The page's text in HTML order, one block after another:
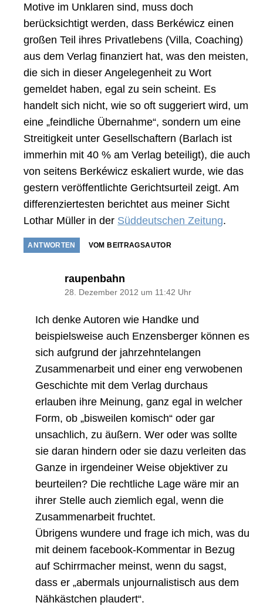
Motive im Unklaren sind, muss doch
berücksichtigt werden, dass Berkéwicz einen
großen Teil ihres Privatlebens (Villa, Coaching)
aus dem Verlag finanziert hat, was den meisten,
die sich in dieser Angelegenheit zu Wort
gemeldet haben, egal zu sein scheint. Es
handelt sich nicht, wie so oft suggeriert wird, um
eine „feindliche Übernahme“, sondern um eine
Streitigkeit unter Gesellschaftern (Barlach ist
immerhin mit 40 % am Verlag beteiligt), die auch
von seitens Berkéwicz eskaliert wurde, wie das
gestern veröffentlichte Gerichtsurteil zeigt. Am
differenziertesten berichtet aus meiner Sicht
Lothar Müller in der Süddeutschen Zeitung.
ANTWORTEN VOM BEITRAGSAUTOR
raupenbahnsagt:
28. Dezember 2012 um 11:42 Uhr
Ich denke Autoren wie Handke und
beispielsweise auch Enzensberger können es
sich aufgrund der jahrzehntelangen
Zusammenarbeit und einer eng verwobenen
Geschichte mit dem Verlag durchaus
erlauben ihre Meinung, ganz egal in welcher
Form, ob „bisweilen komisch“ oder gar
unsachlich, zu äußern. Wer oder was sollte
sie daran hindern oder sie dazu verleiten das
Ganze in irgendeiner Weise objektiver zu
beurteilen? Die rechtliche Lage wäre mir an
ihrer Stelle auch ziemlich egal, wenn die
Zusammenarbeit fruchtet.
Übrigens wundere und frage ich mich, was du
mit deinem facebook-Kommentar in Bezug
auf Schirrmacher meinst, wenn du sagst,
dass er „abermals unjournalistisch aus dem
Nähkästchen plaudert“.